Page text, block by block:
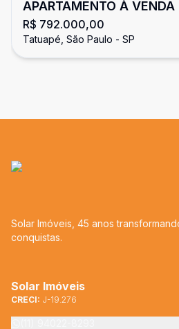
APARTAMENTO À VENDA
R$ 792.000,00
Tatuapé, São Paulo - SP
Solar Imóveis, 45 anos
conquistas.
Solar Imóveis
CRECI: J-19.276